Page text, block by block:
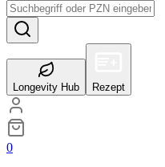
Longevity Hub Rezept
0